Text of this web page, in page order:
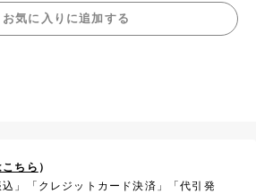
お気に入りに追加する
ちら ）
」「クレジットカード決済」「代引発